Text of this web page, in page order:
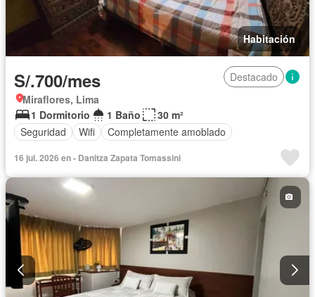
Habitación
S/.700/mes
Destacado
Miraflores, Lima
1 Dormitorio
1 Baño
30 m²
Seguridad
Wifi Completamente amoblado
16 jul. 2026 en - Danitza Zapata Tomassini